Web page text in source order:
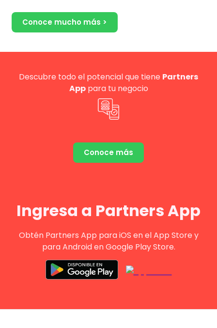
Conoce mucho más >
Descubre todo el potencial que tiene Partners
Apppara tu negocio
Conoce más
Ingresa a Partners App
Obtén Partners App para iOS en el App Store y
para Android en Google Play Store.